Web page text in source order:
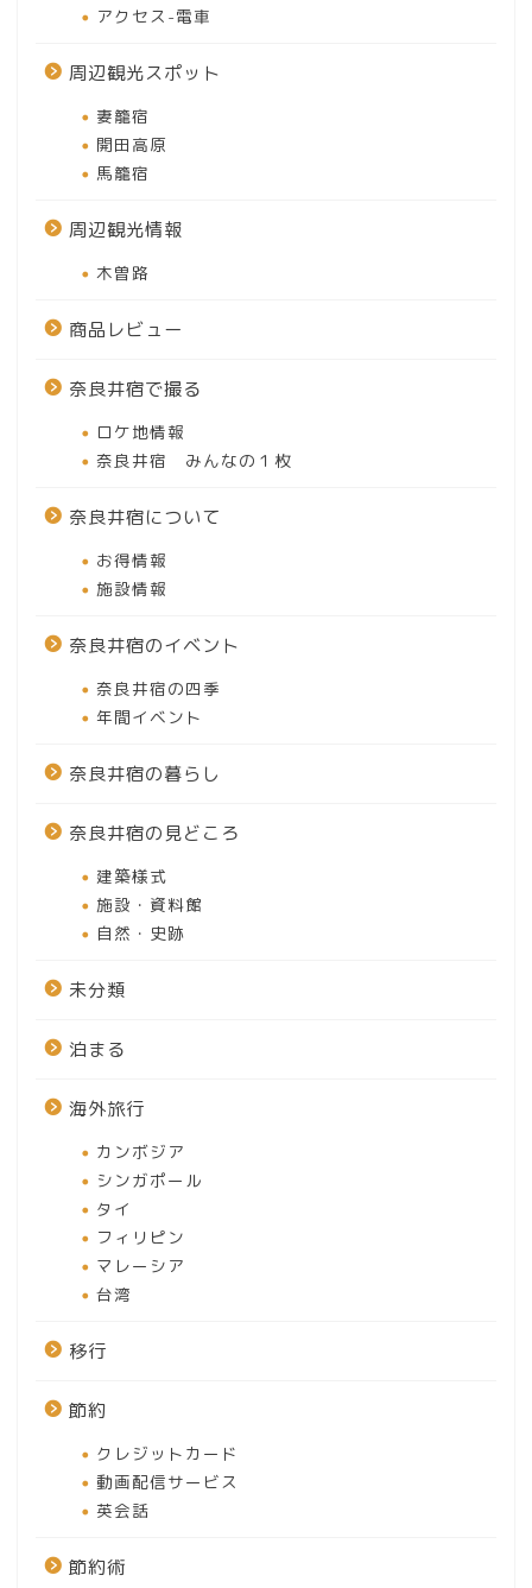
アクセス-電車
周辺観光スポット
妻籠宿
開田高原
馬籠宿
周辺観光情報
木曽路
商品レビュー
奈良井宿で撮る
ロケ地情報
奈良井宿 みんなの１枚
奈良井宿について
お得情報
施設情報
奈良井宿のイベント
奈良井宿の四季
年間イベント
奈良井宿の暮らし
奈良井宿の見どころ
建築様式
施設・資料館
自然・史跡
未分類
泊まる
海外旅行
カンボジア
シンガポール
タイ
フィリピン
マレーシア
台湾
移行
節約
クレジットカード
動画配信サービス
英会話
節約術